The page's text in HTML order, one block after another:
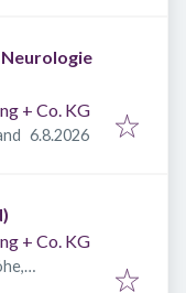
Neurologie
+ Co. KG
Veröffentlicht:
6.8.2026
+ Co. KG